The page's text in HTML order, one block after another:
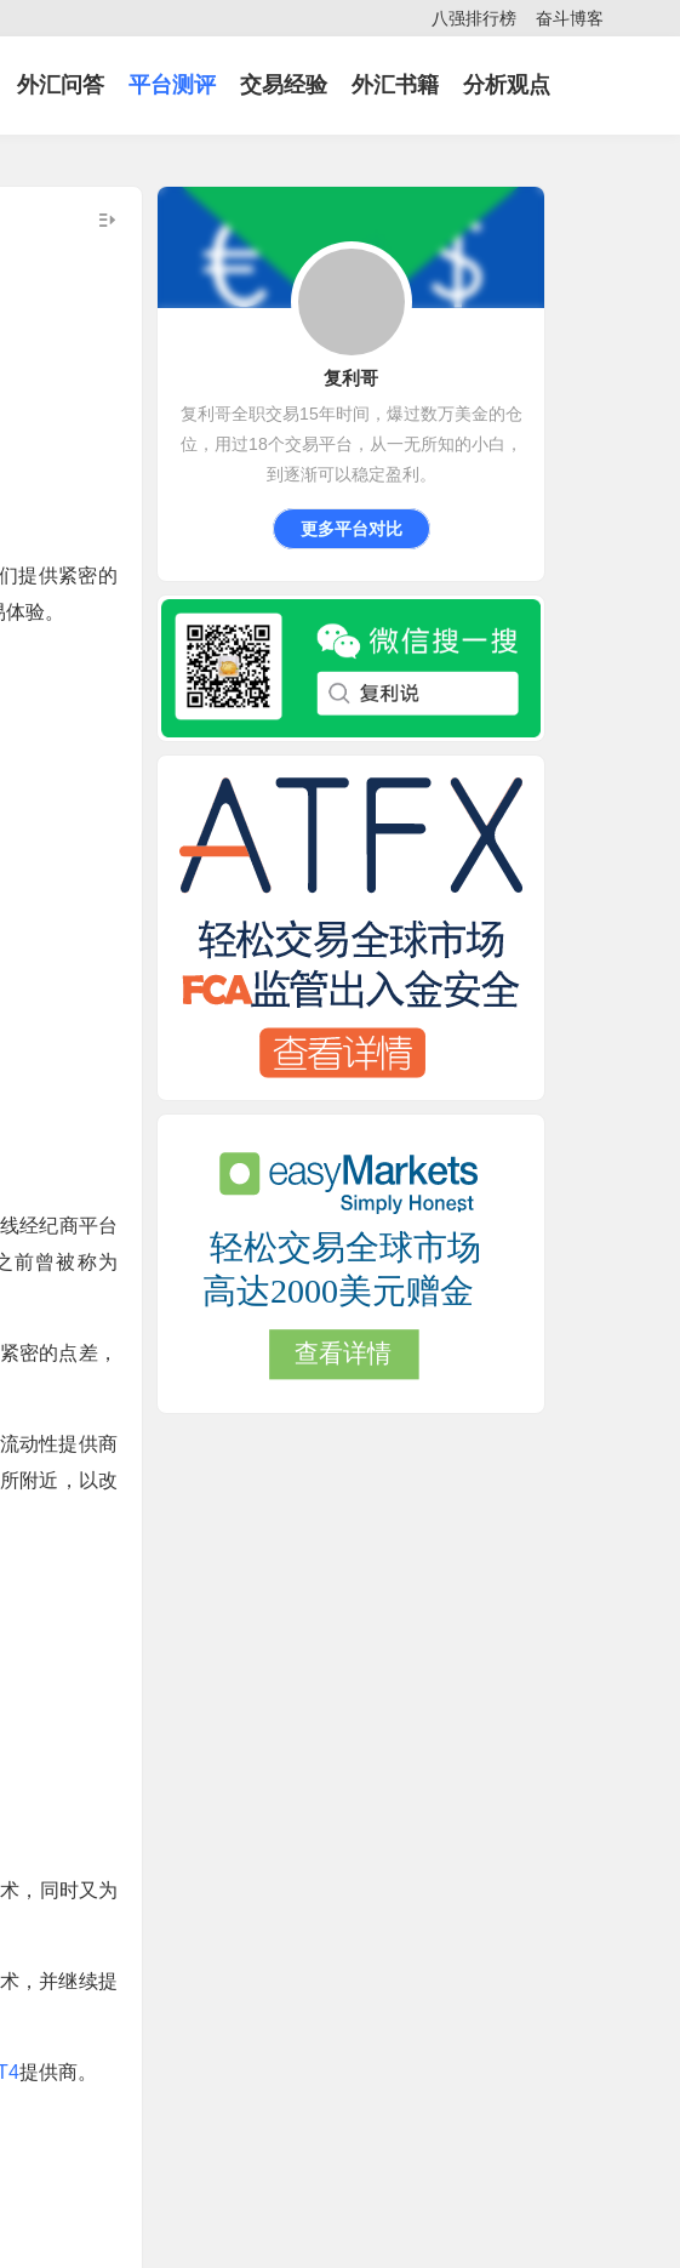
八强排行榜 奋斗博客
外汇问答 平台测评 交易经验 外汇书籍 分析观点
提供紧密的
验。
经纪商平台
前曾被称为
密的点差，
动性提供商
附近，以改
，同时又为
，并继续提
提供商。
复利哥
复利哥全职交易15年时间，爆过数万美金的仓
位，用过18个交易平台，从一无所知的小白，
到逐渐可以稳定盈利。
更多平台对比